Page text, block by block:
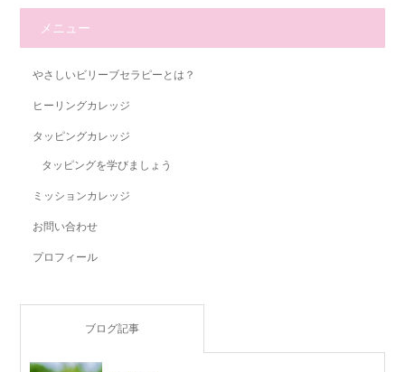
メニュー
やさしいビリーブセラピーとは？
ヒーリングカレッジ
タッピングカレッジ
タッピングを学びましょう
ミッションカレッジ
お問い合わせ
プロフィール
ブログ記事